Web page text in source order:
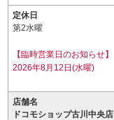
定休日
第2水曜
【臨時営業日のお知らせ】
2026年8月12日(水曜)
店舗名
ドコモショップ古川中央店